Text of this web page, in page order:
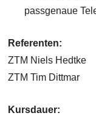
passgenaue
Referenten:
ZTM Niels Hedtke
ZTM Tim Dittmar
Kursdauer: